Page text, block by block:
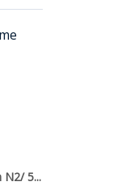
N2/ 5...